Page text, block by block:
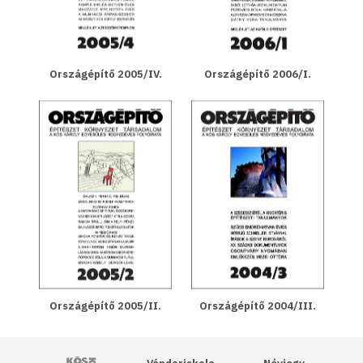
Országépítő 2005/IV. Országépítő 2006/I.
Országépítő 2005/II. Országépítő 2004/III.